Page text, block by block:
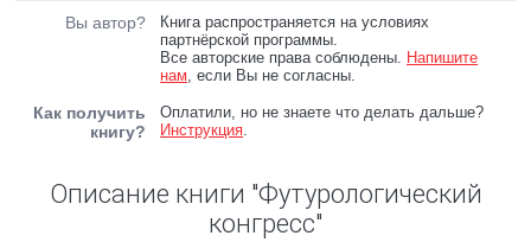
Вы автор?
Книга распространяется на условиях
партнёрской программы.
Все авторские права соблюдены. Напишите
нам, если Вы не согласны.
Как получить
книгу?
Оплатили, но не знаете что делать дальше?
Инструкция.
Описание книги "Футурологический
конгресс"